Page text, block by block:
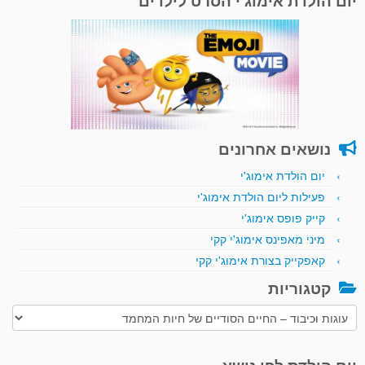
נושאים אחרונים
יום הולדת אימוג'י
פעילות ליום הולדת אימוג'י
קייק פופס אימוג'י
מיני מאפינס אימוג'י קקי
קאפקייק בצורת אימוג'י קקי
קטגוריות
קטגוריות